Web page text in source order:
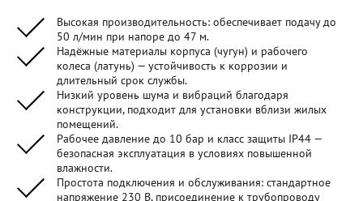
Высокая производительность: обеспечивает подачу до
50 л/мин при напоре до 47 м.
Надёжные материалы корпуса (чугун) и рабочего
колеса (латунь) — устойчивость к коррозии и
длительный срок службы.
Низкий уровень шума и вибраций благодаря
конструкции, подходит для установки вблизи жилых
помещений.
Рабочее давление до 10 бар и класс защиты IP44 —
безопасная эксплуатация в условиях повышенной
влажности.
Простота подключения и обслуживания: стандартное
напряжение 230 В, присоединение к трубопроводу